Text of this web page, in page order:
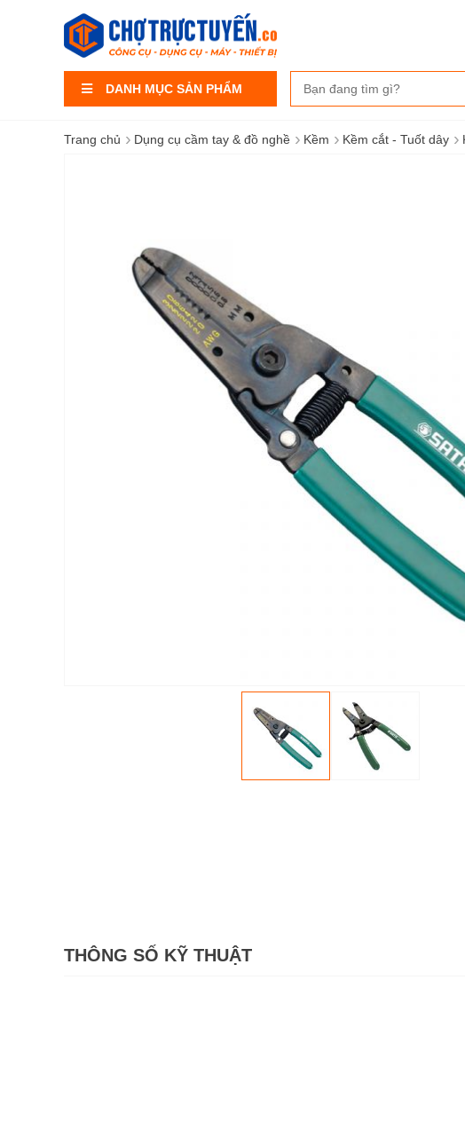
DANH MỤC SẢN PHẨM
Trang chủ › Dụng cụ cầm tay & đồ nghề › Kềm › Kềm cắt - Tuốt dây ›
THÔNG SỐ KỸ THUẬT